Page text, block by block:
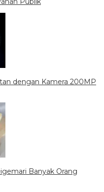
dengan Kamera 200MP
Banyak Orang